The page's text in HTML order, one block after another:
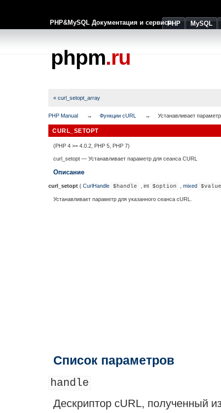
PHP&MySQL Документация и сервисыPHP MySQL
phpm.ru
« curl_setopt_array
PHP Manual Функции cURL Устанавливает
CURL_SETOPT
(PHP 4 >= 4.0.2, PHP 5, PHP 7)
curl_setopt — Устанавливает параметр для сеанса CURL
Описание
curl_setopt ( CurlHandle $handle int $option mixed $value
Устанавливает параметр для указанного сеанса cURL.
Список параметров
handle
Дескриптор cURL, полученный